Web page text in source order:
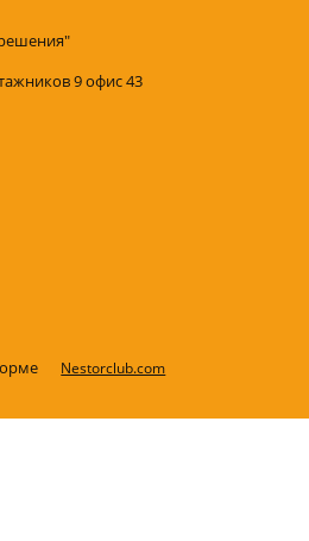
9 офис 43
Nestorclub.com